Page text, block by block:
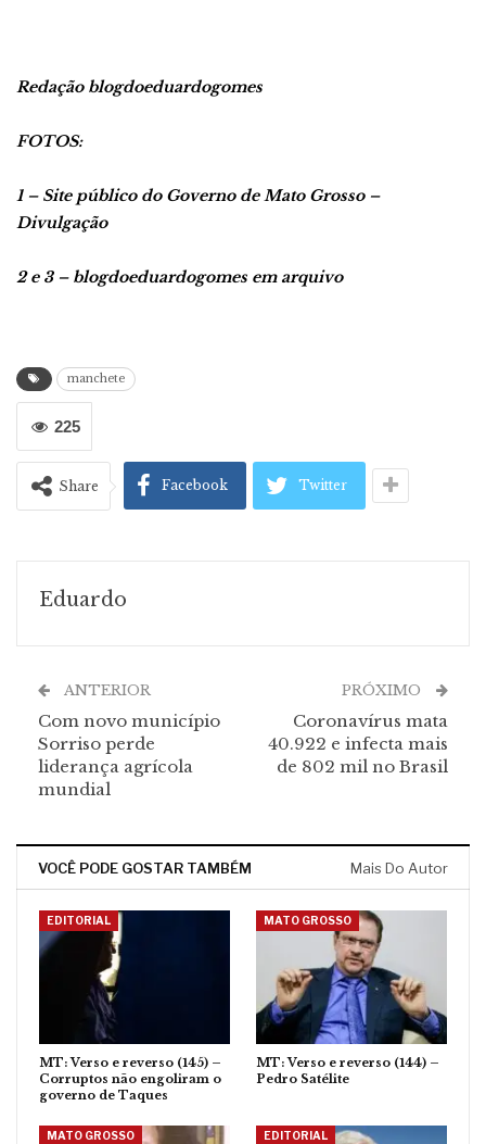
Redação blogdoeduardogomes
FOTOS:
1 – Site público do Governo de Mato Grosso –
Divulgação
2 e 3 – blogdoeduardogomes em arquivo
manchete
225
Share Facebook Twitter
Eduardo
ANTERIOR
Com novo município
Sorriso perde
liderança agrícola
mundial
PRÓXIMO
Coronavírus mata
40.922 e infecta mais
de 802 mil no Brasil
VOCÊ PODE GOSTAR TAMBÉM Mais Do Autor
EDITORIAL
MT: Verso e reverso (145) –
Corruptos não engoliram o
governo de Taques
MATO GROSSO
MT: Verso e reverso (144) –
Pedro Satélite
MATO GROSSO EDITORIAL